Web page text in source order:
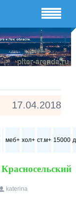
17.04.2018
меб+ хол+ ст.м+ 15000
Красносельский
katerina